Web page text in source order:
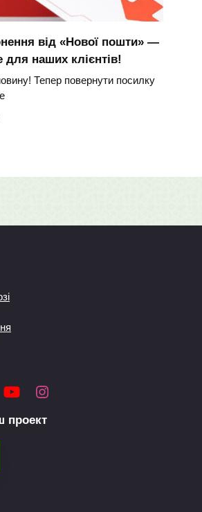
від «Нової пошти» —
для наших клієнтів!
Тепер повернути посилку
проект